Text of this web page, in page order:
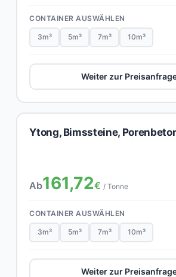
CONTAINER AUSWÄHLEN
3m³ 5m³ 7m³ 10m³
Weiter zur
Ytong, Bimssteine,
Ab161,72€ / Tonne
CONTAINER AUSWÄHLEN
3m³ 5m³ 7m³ 10m³
Weiter zur